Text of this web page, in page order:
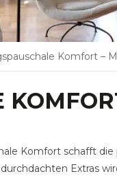
Komfort – Mehr Raum für
Komfort schafft
Extras